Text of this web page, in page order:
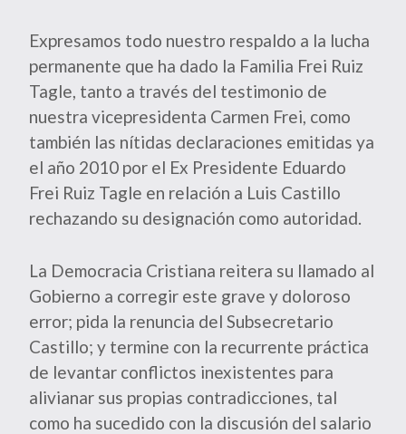
Expresamos todo nuestro respaldo a la lucha
permanente que ha dado la Familia Frei Ruiz
Tagle, tanto a través del testimonio de
nuestra vicepresidenta Carmen Frei, como
también las nítidas declaraciones emitidas ya
el año 2010 por el Ex Presidente Eduardo
Frei Ruiz Tagle en relación a Luis Castillo
rechazando su designación como autoridad.
La Democracia Cristiana reitera su llamado al
Gobierno a corregir este grave y doloroso
error; pida la renuncia del Subsecretario
Castillo; y termine con la recurrente práctica
de levantar conflictos inexistentes para
alivianar sus propias contradicciones, tal
como ha sucedido con la discusión del salario